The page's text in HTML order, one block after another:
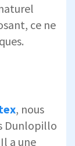
ce ne
, nous
Dunlopillo
a une